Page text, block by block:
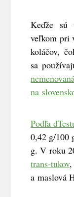
Keďže sú
veľkom pri
koláčov,
sa
na
Podľa
0,42 g/100
g. V roku
trans-tukov,
a maslová